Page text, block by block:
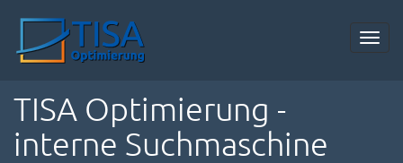
TISA Optimierung -
interne Suchmaschine